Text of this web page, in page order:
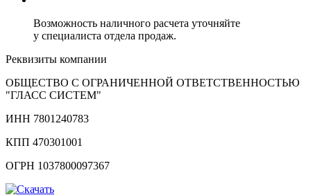
Возможность наличного расчета уточняйте
у специалиста отдела продаж.
Реквизиты компании
ОБЩЕСТВО С ОГРАНИЧЕННОЙ ОТВЕТСТВЕННОСТЬЮ
"ГЛАСС СИСТЕМ"
ИНН 7801240783
КПП 470301001
ОГРН 1037800097367